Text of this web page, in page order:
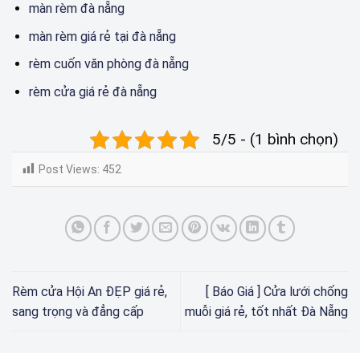
màn rèm đà nẵng
màn rèm giá rẻ tại đà nẵng
rèm cuốn văn phòng đà nẵng
rèm cửa giá rẻ đà nẵng
5/5 - (1 bình chọn)
Post Views: 452
Rèm cửa Hội An ĐẸP giá rẻ,
sang trọng và đẳng cấp
[ Báo Giá ] Cửa lưới chống
muỗi giá rẻ, tốt nhất Đà Nẵng